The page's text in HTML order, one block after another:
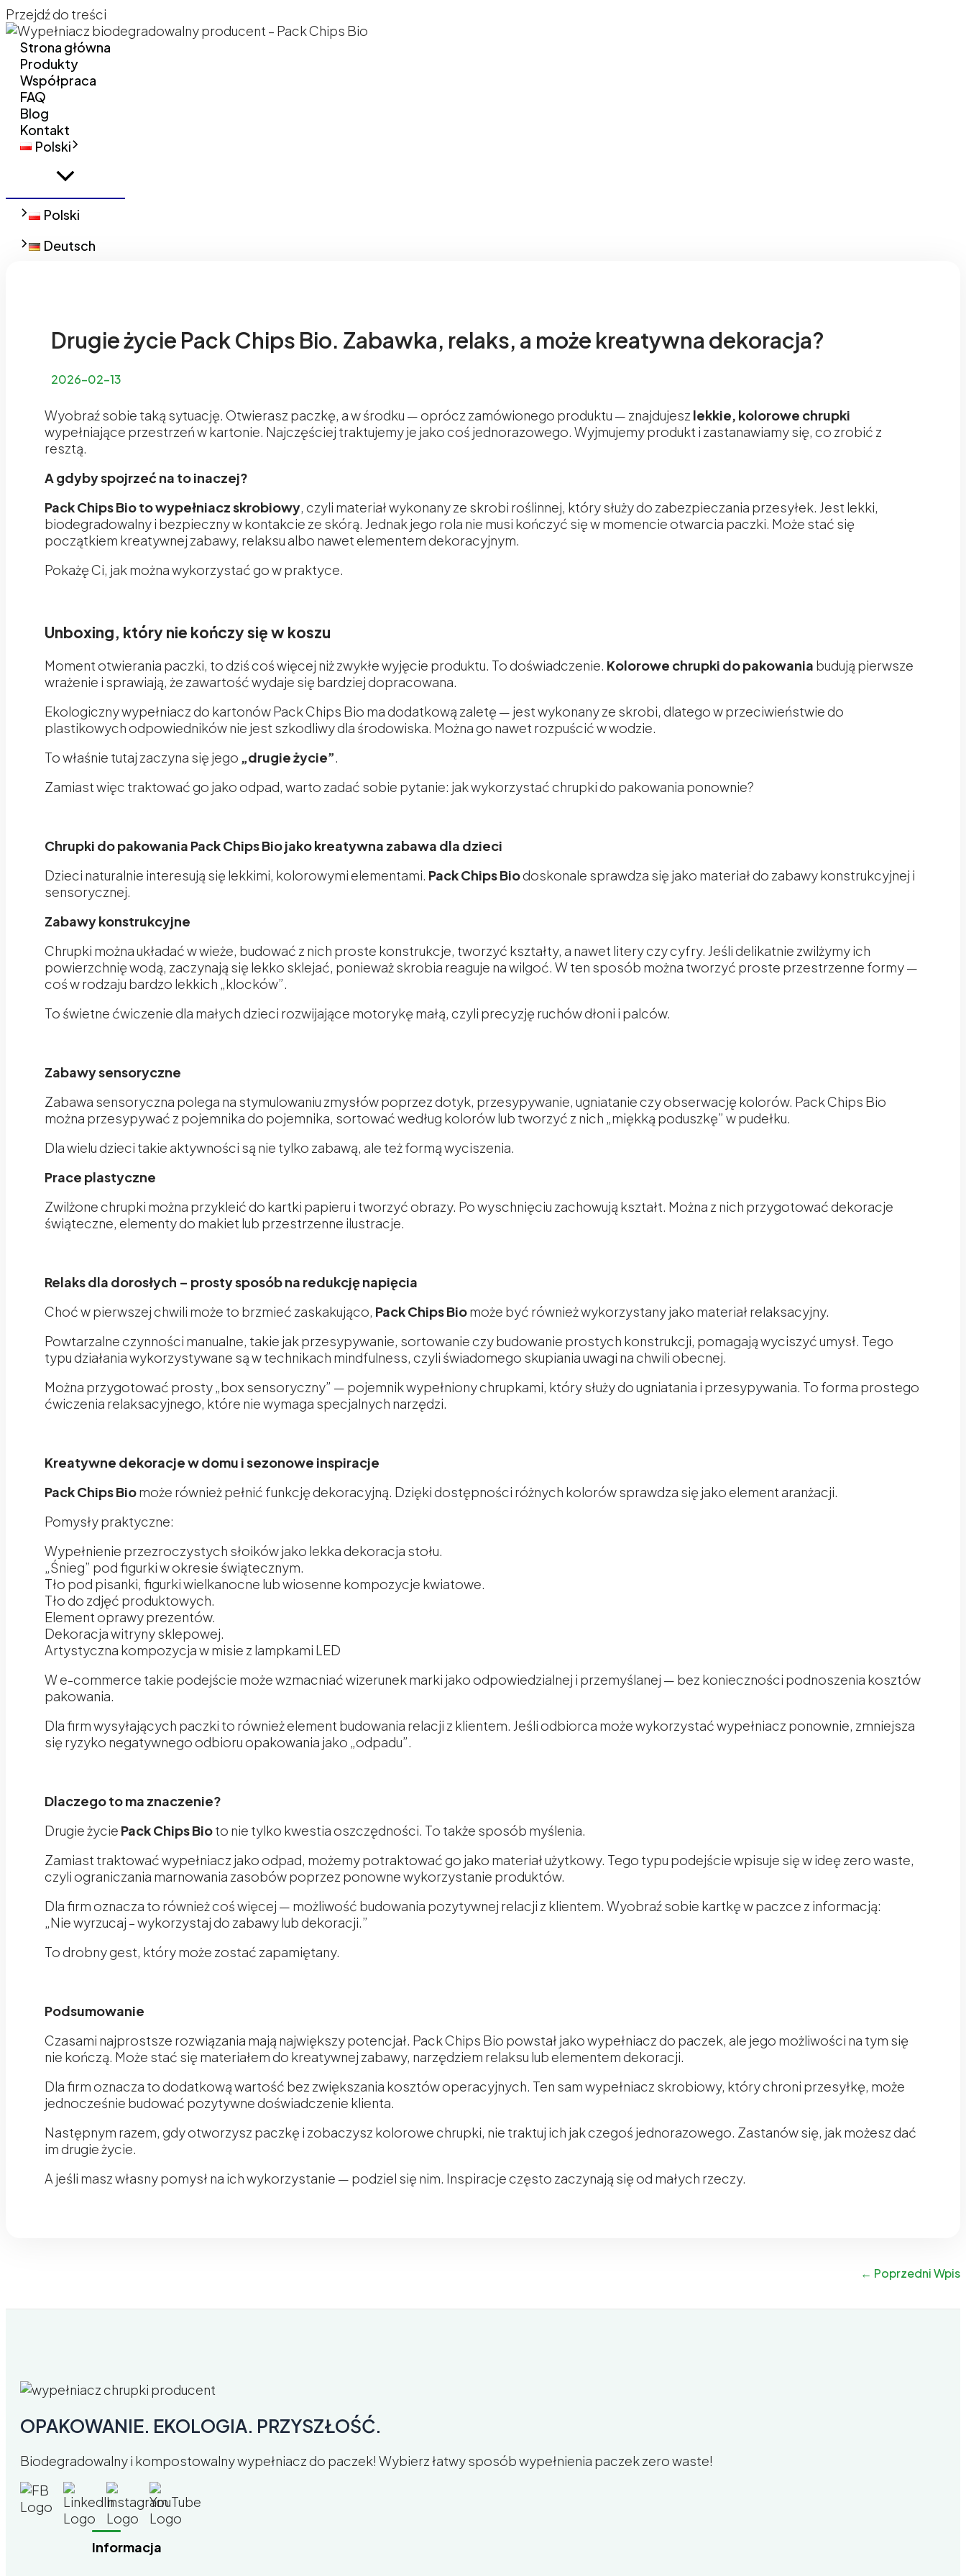
Przejdź do treści
Strona główna
Produkty
Współpraca
FAQ
Blog
Kontakt
Polski
Polski
Deutsch
Drugie życie Pack Chips Bio. Zabawka, relaks, a może kreatywna dekoracja?
2026-02-13
Wyobraź sobie taką sytuację. Otwierasz paczkę, a w środku — oprócz zamówionego produktu — znajdujesz lekkie, kolorowe chrupki
wypełniające przestrzeń w kartonie. Najczęściej traktujemy je jako coś jednorazowego. Wyjmujemy produkt i zastanawiamy się, co zrobić z
resztą.
A gdyby spojrzeć na to inaczej?
Pack Chips Bioto wypełniacz skrobiowy, czyli materiał wykonany ze skrobi roślinnej, który służy do zabezpieczania przesyłek. Jest lekki,
biodegradowalny i bezpieczny w kontakcie ze skórą. Jednak jego rola nie musi kończyć się w momencie otwarcia paczki. Może stać się
początkiem kreatywnej zabawy, relaksu albo nawet elementem dekoracyjnym.
Pokażę Ci, jak można wykorzystać go w praktyce.
Unboxing, który nie kończy się w koszu
Moment otwierania paczki, to dziś coś więcej niż zwykłe wyjęcie produktu. To doświadczenie. Kolorowe chrupki do pakowania budują pierwsze
wrażenie i sprawiają, że zawartość wydaje się bardziej dopracowana.
Ekologiczny wypełniacz do kartonów Pack Chips Bio ma dodatkową zaletę — jest wykonany ze skrobi, dlatego w przeciwieństwie do
plastikowych odpowiedników nie jest szkodliwy dla środowiska. Można go nawet rozpuścić w wodzie.
To właśnie tutaj zaczyna się jego „drugie życie”.
Zamiast więc traktować go jako odpad, warto zadać sobie pytanie: jak wykorzystać chrupki do pakowania ponownie?
Chrupki do pakowania Pack Chips Bio jako kreatywna zabawa dla dzieci
Dzieci naturalnie interesują się lekkimi, kolorowymi elementami. Pack Chips Biodoskonale sprawdza się jako materiał do zabawy konstrukcyjnej i
sensorycznej.
Zabawy konstrukcyjne
Chrupki można układać w wieże, budować z nich proste konstrukcje, tworzyć kształty, a nawet litery czy cyfry. Jeśli delikatnie zwilżymy ich
powierzchnię wodą, zaczynają się lekko sklejać, ponieważ skrobia reaguje na wilgoć. W ten sposób można tworzyć proste przestrzenne formy —
coś w rodzaju bardzo lekkich „klocków”.
To świetne ćwiczenie dla małych dzieci rozwijające motorykę małą, czyli precyzję ruchów dłoni i palców.
Zabawy sensoryczne
Zabawa sensoryczna polega na stymulowaniu zmysłów poprzez dotyk, przesypywanie, ugniatanie czy obserwację kolorów. Pack Chips Bio
można przesypywać z pojemnika do pojemnika, sortować według kolorów lub tworzyć z nich „miękką poduszkę” w pudełku.
Dla wielu dzieci takie aktywności są nie tylko zabawą, ale też formą wyciszenia.
Prace plastyczne
Zwilżone chrupki można przykleić do kartki papieru i tworzyć obrazy. Po wyschnięciu zachowują kształt. Można z nich przygotować dekoracje
świąteczne, elementy do makiet lub przestrzenne ilustracje.
Relaks dla dorosłych – prosty sposób na redukcję napięcia
Choć w pierwszej chwili może to brzmieć zaskakująco, Pack Chips Biomoże być również wykorzystany jako materiał relaksacyjny.
Powtarzalne czynności manualne, takie jak przesypywanie, sortowanie czy budowanie prostych konstrukcji, pomagają wyciszyć umysł. Tego
typu działania wykorzystywane są w technikach mindfulness, czyli świadomego skupiania uwagi na chwili obecnej.
Można przygotować prosty „box sensoryczny” — pojemnik wypełniony chrupkami, który służy do ugniatania i przesypywania. To forma prostego
ćwiczenia relaksacyjnego, które nie wymaga specjalnych narzędzi.
Kreatywne dekoracje w domu i sezonowe inspiracje
Pack Chips Biomoże również pełnić funkcję dekoracyjną. Dzięki dostępności różnych kolorów sprawdza się jako element aranżacji.
Pomysły praktyczne:
Wypełnienie przezroczystych słoików jako lekka dekoracja stołu.
„Śnieg” pod figurki w okresie świątecznym.
Tło pod pisanki, figurki wielkanocne lub wiosenne kompozycje kwiatowe.
Tło do zdjęć produktowych.
Element oprawy prezentów.
Dekoracja witryny sklepowej.
Artystyczna kompozycja w misie z lampkami LED
W e-commerce takie podejście może wzmacniać wizerunek marki jako odpowiedzialnej i przemyślanej — bez konieczności podnoszenia kosztów
pakowania.
Dla firm wysyłających paczki to również element budowania relacji z klientem. Jeśli odbiorca może wykorzystać wypełniacz ponownie, zmniejsza
się ryzyko negatywnego odbioru opakowania jako „odpadu”.
Dlaczego to ma znaczenie?
Drugie życie Pack Chips Bioto nie tylko kwestia oszczędności. To także sposób myślenia.
Zamiast traktować wypełniacz jako odpad, możemy potraktować go jako materiał użytkowy. Tego typu podejście wpisuje się w ideę zero waste,
czyli ograniczania marnowania zasobów poprzez ponowne wykorzystanie produktów.
Dla firm oznacza to również coś więcej — możliwość budowania pozytywnej relacji z klientem. Wyobraź sobie kartkę w paczce z informacją:
„Nie wyrzucaj – wykorzystaj do zabawy lub dekoracji.”
To drobny gest, który może zostać zapamiętany.
Podsumowanie
Czasami najprostsze rozwiązania mają największy potencjał. Pack Chips Bio powstał jako wypełniacz do paczek, ale jego możliwości na tym się
nie kończą. Może stać się materiałem do kreatywnej zabawy, narzędziem relaksu lub elementem dekoracji.
Dla firm oznacza to dodatkową wartość bez zwiększania kosztów operacyjnych. Ten sam wypełniacz skrobiowy, który chroni przesyłkę, może
jednocześnie budować pozytywne doświadczenie klienta.
Następnym razem, gdy otworzysz paczkę i zobaczysz kolorowe chrupki, nie traktuj ich jak czegoś jednorazowego. Zastanów się, jak możesz dać
im drugie życie.
A jeśli masz własny pomysł na ich wykorzystanie — podziel się nim. Inspiracje często zaczynają się od małych rzeczy.
← Poprzedni Wpis
OPAKOWANIE. EKOLOGIA. PRZYSZŁOŚĆ.
Biodegradowalny i kompostowalny wypełniacz do paczek! Wybierz łatwy sposób wypełnienia paczek zero waste!
Informacja